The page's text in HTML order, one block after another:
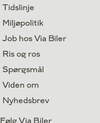
Tidslinje
Miljøpolitik
Job hos Via Biler
Ris og ros
Spørgsmål
Viden om
Nyhedsbrev
Følg Via Biler